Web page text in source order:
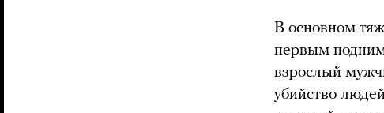
В основном
первым
взрослый
убийство